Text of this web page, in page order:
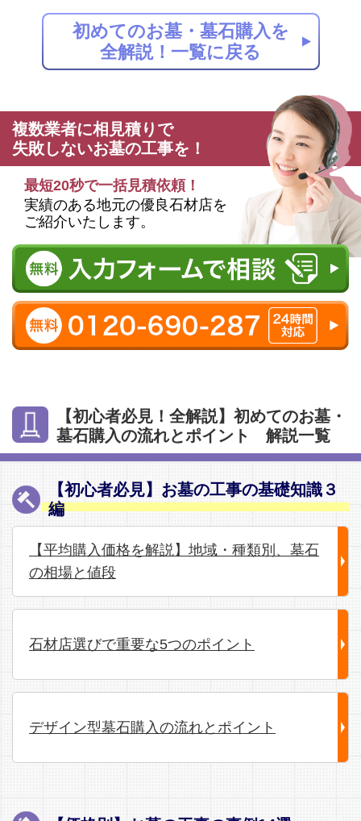
初めてのお墓・墓石購入を
全解説！一覧に戻る
複数業者に相見積りで
失敗しないお墓の工事を！
最短20秒で一括見積依頼！
実績のある地元の優良石材店を
ご紹介いたします。
【初心者必見！全解説】初めてのお墓・
墓石購入の流れとポイント 解説一覧
【初心者必見】お墓の工事の基礎知識３
編
【平均購入価格を解説】地域・種類別、墓石
の相場と値段
石材店選びで重要な5つのポイント
デザイン型墓石購入の流れとポイント